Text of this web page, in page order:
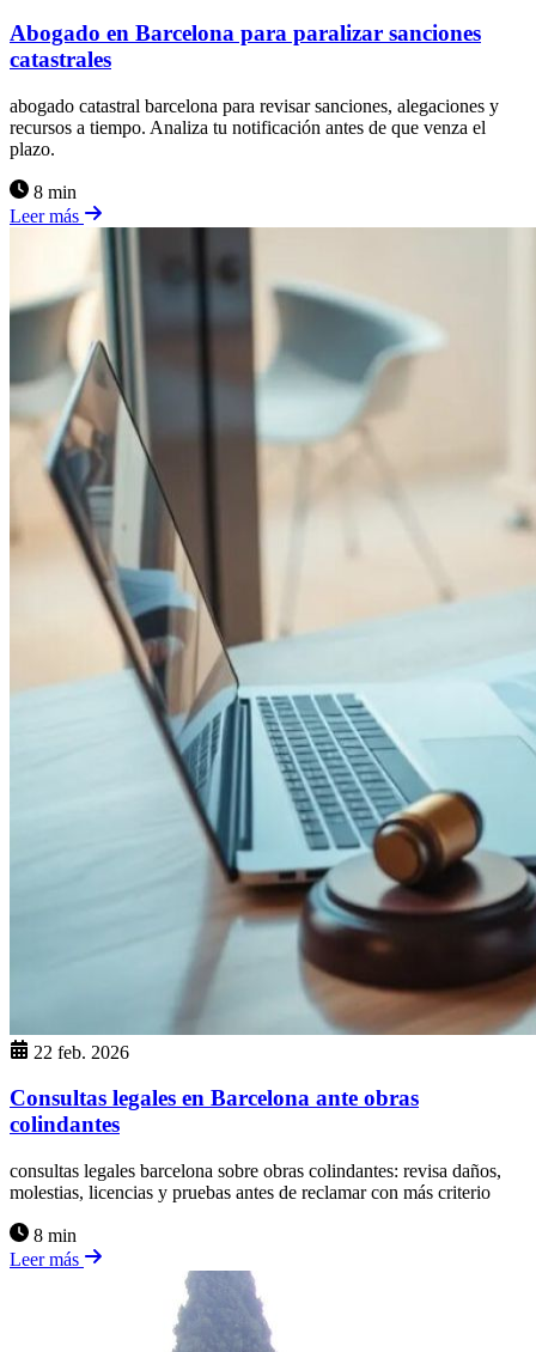
Abogado en Barcelona para paralizar sanciones
catastrales
abogado catastral barcelona para revisar sanciones, alegaciones y
recursos a tiempo. Analiza tu notificación antes de que venza el
plazo.
8 min
Leer más
22 feb. 2026
Consultas legales en Barcelona ante obras
colindantes
consultas legales barcelona sobre obras colindantes: revisa daños,
molestias, licencias y pruebas antes de reclamar con más criterio
8 min
Leer más